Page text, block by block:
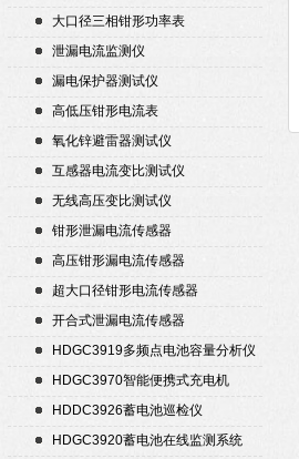
大口径三相钳形功率表
泄漏电流监测仪
漏电保护器测试仪
高低压钳形电流表
氧化锌避雷器测试仪
互感器电流变比测试仪
无线高压变比测试仪
钳形泄漏电流传感器
高压钳形漏电流传感器
超大口径钳形电流传感器
开合式泄漏电流传感器
HDGC3919多频点电池容量分析仪
HDGC3970智能便携式充电机
HDDC3926蓄电池巡检仪
HDGC3920蓄电池在线监测系统